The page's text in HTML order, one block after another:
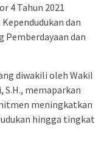
4 Tahun 2021
dan
Pemberdayaan dan
diwakili oleh Wakil
S.H., memaparkan
meningkatkan
hingga tingkat